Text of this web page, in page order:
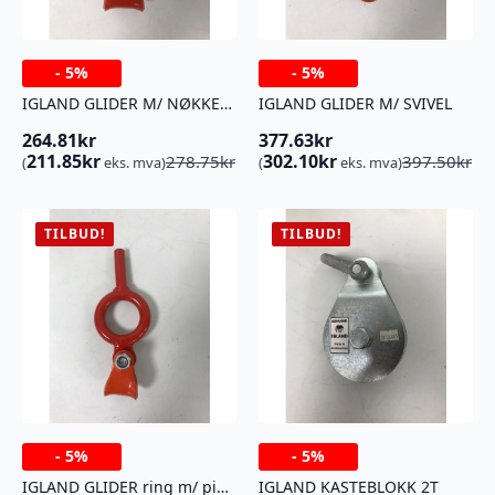
- 5%
IGLAND GLIDER M/ NØKKELHULL
278.75kr
Opprinnelig
278.75kr.
264.81kr
Nåværende
264.81kr.
(211.85kreks. mva)
- 5%
IGLAND GLIDER M/ SVIVEL
397.50kr
Opprinnelig
397.50kr.
377.63kr
Nåværende
377.63kr.
(302.10kreks. mva)
TILBUD!
- 5%
IGLAND GLIDER ring m/ pinne
TILBUD!
- 5%
IGLAND KASTEBLOKK 2T